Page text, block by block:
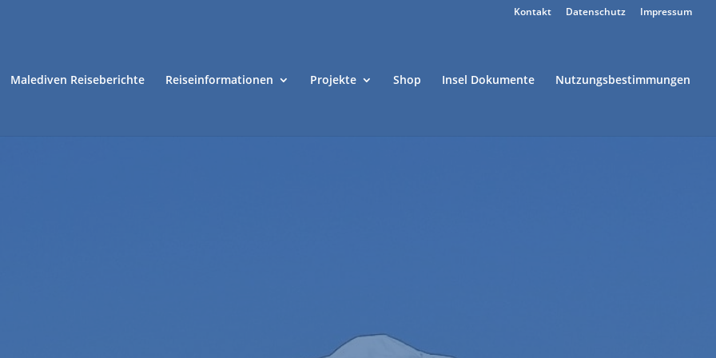
Kontakt Datenschutz Impressum
Malediven Reiseberichte Reiseinformationen Projekte Shop Insel Dokumente Nutzungsbestimmungen